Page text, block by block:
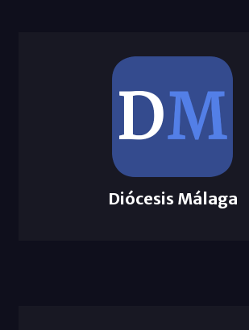
Diócesis Málaga